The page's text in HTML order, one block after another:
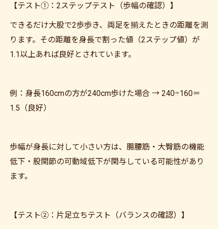
【テスト①：2ステップテスト（歩幅の確認）】
できるだけ大股で2歩歩き、両足を揃えたときの距離を測
ります。その距離を身長で割った値（2ステップ値）が
1.1以上あれば良好とされています。
例：身長160cmの方が240cm歩けた場合 → 240÷160＝
1.5（良好）
歩幅が身長に対して小さい方は、腸腰筋・大臀筋の機能
低下・股関節の可動域低下が関与している可能性があり
ます。
【テスト②：片足立ちテスト（バランスの確認）】